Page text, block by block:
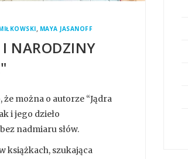
, MAYA JASANOFF
I NARODZINY
można o autorze “Jądra
i jego dzieło
nadmiaru słów.
książkach, szukająca